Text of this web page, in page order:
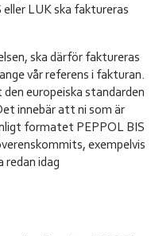
eller LUK ska faktureras
ska därför faktureras
vår referens i fakturan.
europeiska standarden
innebär att ni som är
formatet PEPPOL BIS
exempelvis
redan idag